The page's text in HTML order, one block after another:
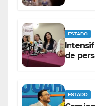
ESTADO
de
ESTADO